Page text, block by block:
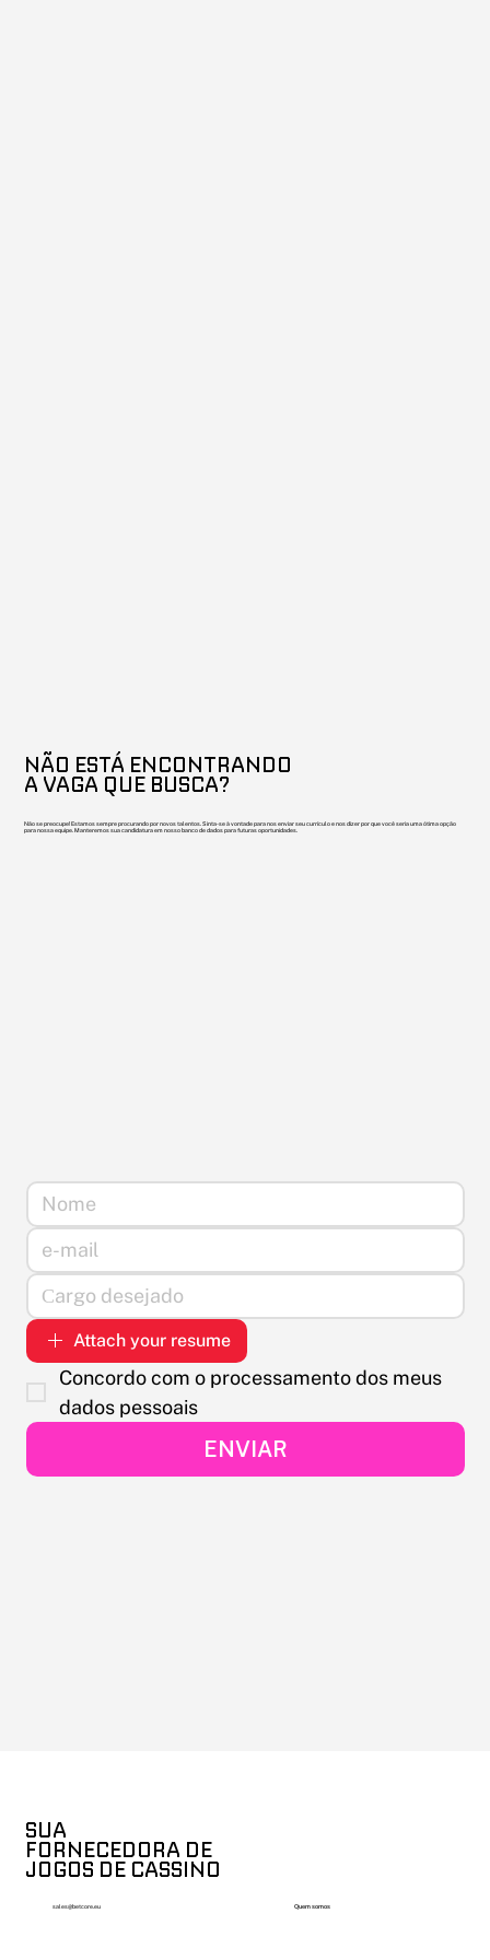
NÃO ESTÁ ENCONTRANDO
A VAGA QUE BUSCA?
Não se preocupe! Estamos sempre procurando por novos talentos. Sinta-se à vontade para nos enviar seu currículo e nos dizer por que você seria uma ótima opção
para nossa equipe. Manteremos sua candidatura em nosso banco de dados para futuras oportunidades.
Attach your resume
Concordo com o processamento dos meus
dados pessoais
ENVIAR
SUA
FORNECEDORA DE
JOGOS DE CASSINO
sales@betcore.eu Quem somos